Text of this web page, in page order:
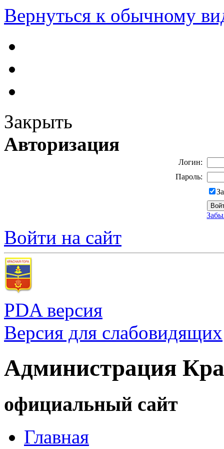
Вернуться к обычному
Закрыть
Авторизация
Логин:
Пароль:
Войти на сайт
PDA версия
Версия для слабовидящих
Администрация
официальный сайт
Главная